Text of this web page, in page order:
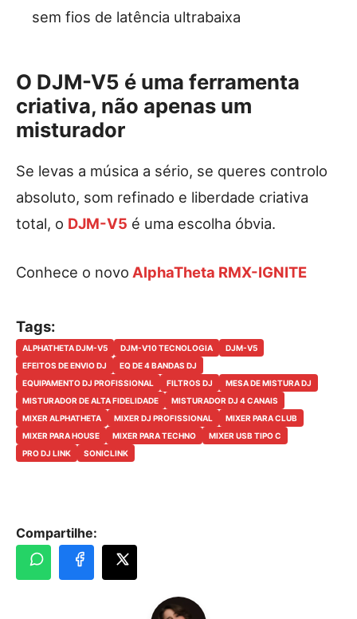
sem fios de latência ultrabaixa
O DJM-V5 é uma ferramenta
criativa, não apenas um
misturador
Se levas a música a sério, se queres controlo
absoluto, som refinado e liberdade criativa
total, o DJM-V5 é uma escolha óbvia.
Conhece o novo AlphaTheta RMX-IGNITE
Tags:
ALPHATHETA DJM-V5 DJM-V10 TECNOLOGIA
DJM-V5
EFEITOS DE ENVIO DJ
EQ DE 4 BANDAS DJ
EQUIPAMENTO DJ PROFISSIONAL
FILTROS DJ
MESA DE MISTURA DJ
MISTURADOR DE ALTA FIDELIDADE
MISTURADOR DJ 4 CANAIS
MIXER ALPHATHETA
MIXER DJ PROFISSIONAL
MIXER PARA CLUB
MIXER PARA HOUSE
MIXER PARA TECHNO
MIXER USB TIPO C
PRO DJ LINK
SONICLINK
Compartilhe: